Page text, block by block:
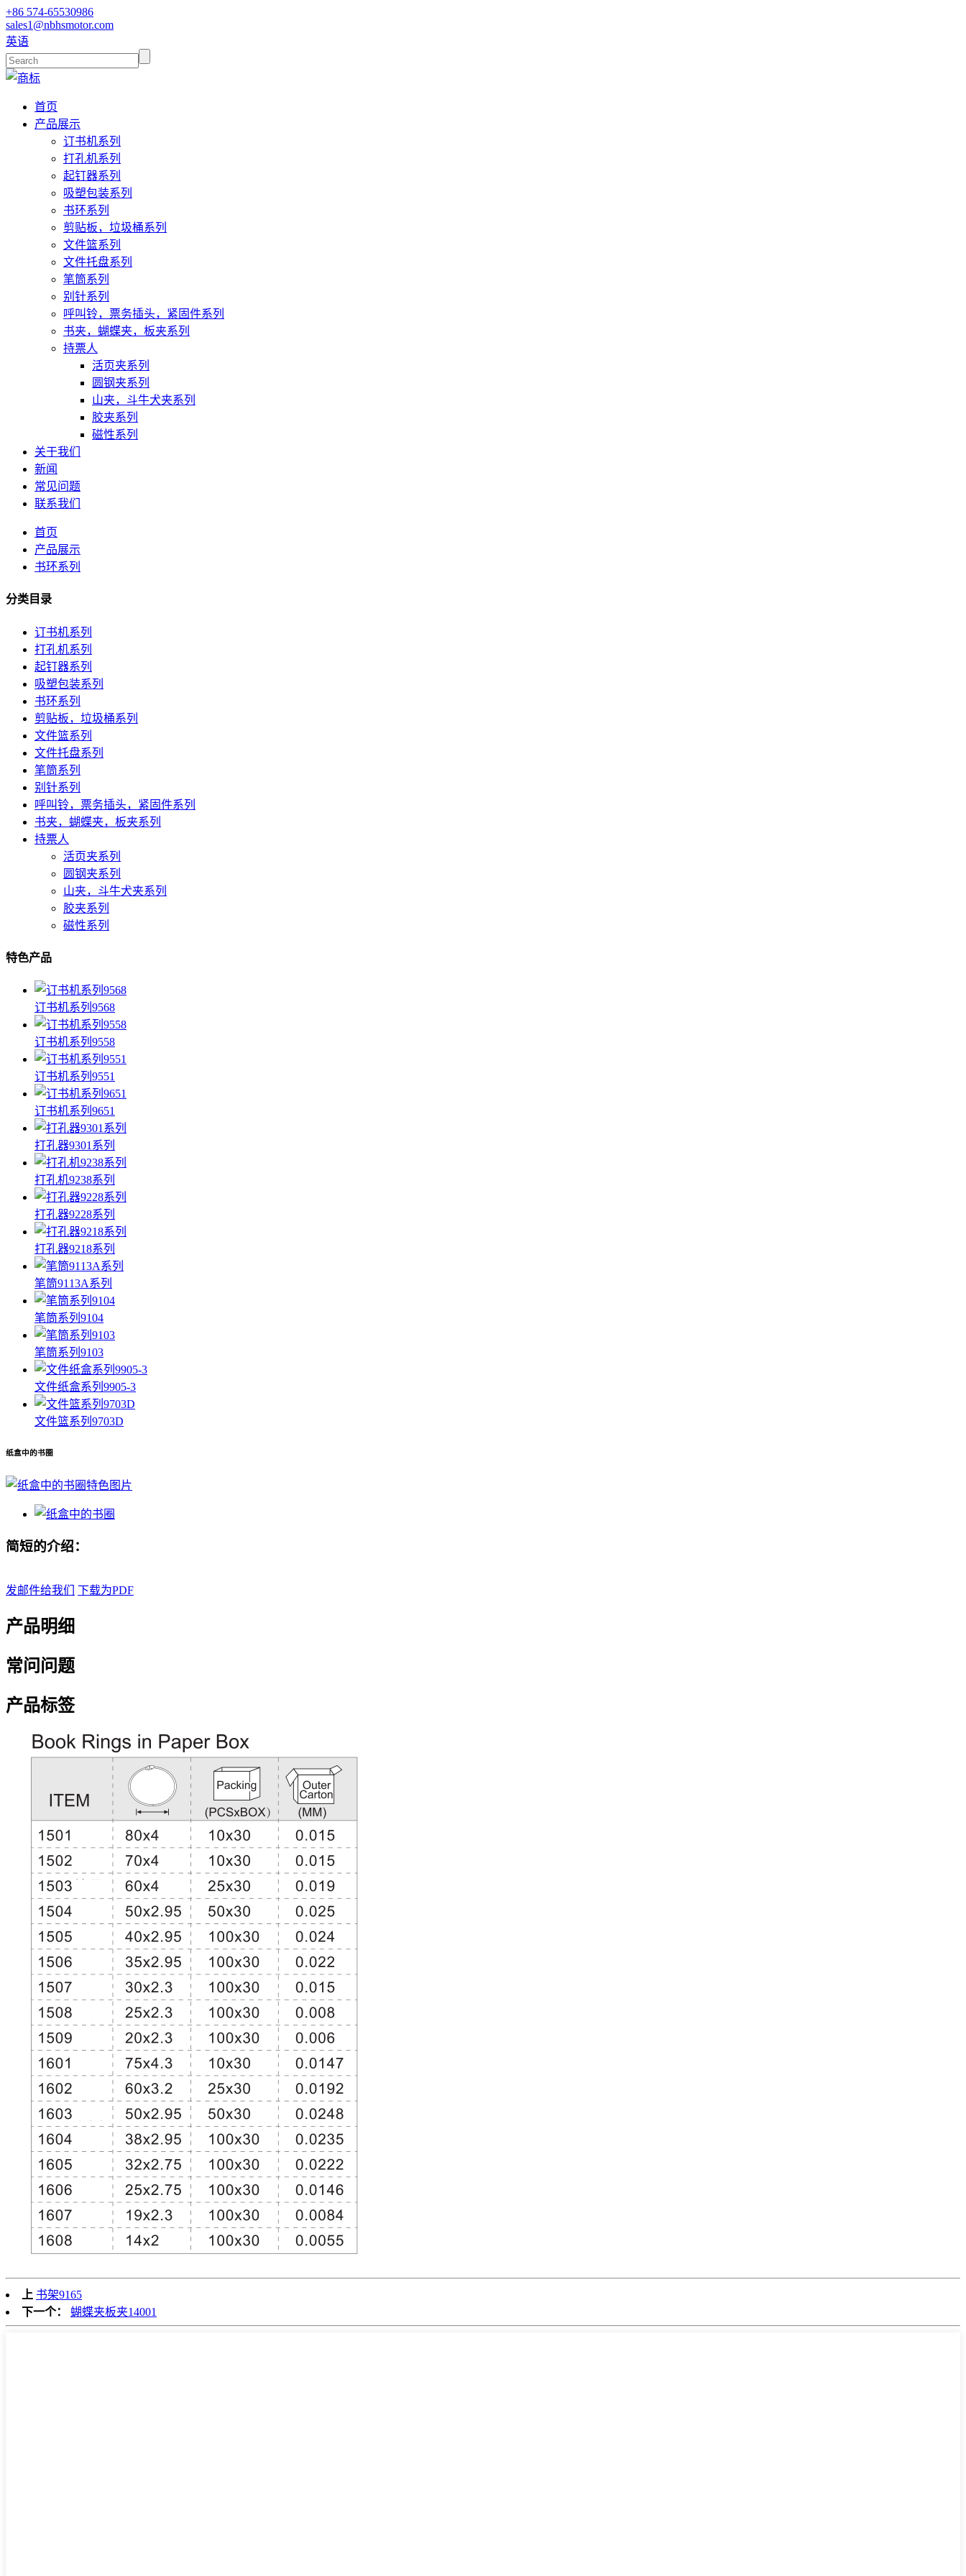
+86 574-65530986
sales1@nbhsmotor.com
英语
首页
产品展示
订书机系列
打孔机系列
起钉器系列
吸塑包装系列
书环系列
剪贴板，垃圾桶系列
文件篮系列
文件托盘系列
笔筒系列
别针系列
呼叫铃，票务插头，紧固件系列
书夹，蝴蝶夹，板夹系列
持票人
活页夹系列
圆钢夹系列
山夹，斗牛犬夹系列
胶夹系列
磁性系列
关于我们
新闻
常见问题
联系我们
首页
产品展示
书环系列
分类目录
订书机系列
打孔机系列
起钉器系列
吸塑包装系列
书环系列
剪贴板，垃圾桶系列
文件篮系列
文件托盘系列
笔筒系列
别针系列
呼叫铃，票务插头，紧固件系列
书夹，蝴蝶夹，板夹系列
持票人
活页夹系列
圆钢夹系列
山夹，斗牛犬夹系列
胶夹系列
磁性系列
特色产品
订书机系列9568
订书机系列9558
订书机系列9551
订书机系列9651
打孔器9301系列
打孔机9238系列
打孔器9228系列
打孔器9218系列
笔筒9113A系列
笔筒系列9104
笔筒系列9103
文件纸盒系列9905-3
文件篮系列9703D
纸盒中的书圈
简短的介绍：
发邮件给我们 下载为PDF
产品明细
常问问题
产品标签
上 书架9165
下一个：
蝴蝶夹板夹14001